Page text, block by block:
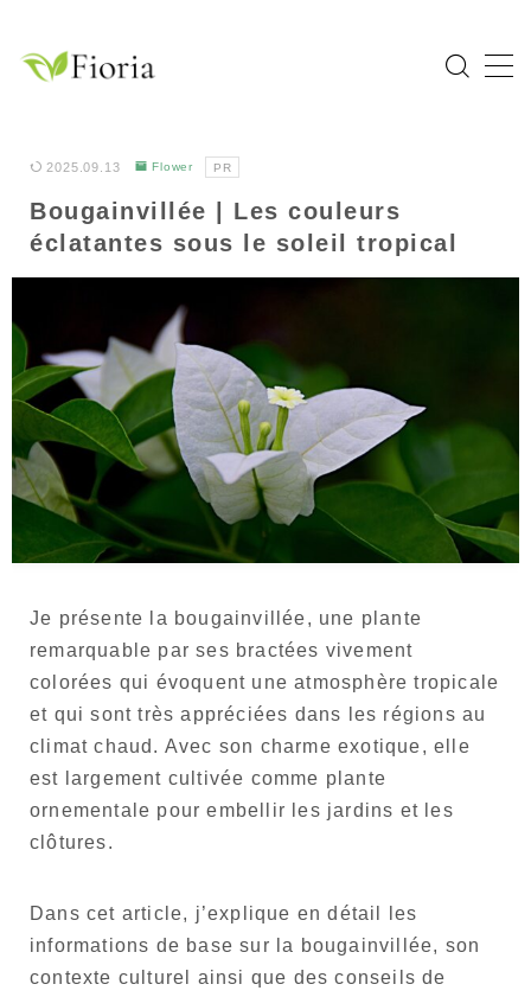
MENU
Home
Catégories
Bulb Plant
Tropical Plant
Herb
À propos de Fioria
Langue
Japonais
Anglais
2025.09.13 Flower PR
Bougainvillée | Les couleurs
éclatantes sous le soleil tropical
Je présente la bougainvillée, une plante
remarquable par ses bractées vivement
colorées qui évoquent une atmosphère tropicale
et qui sont très appréciées dans les régions au
climat chaud. Avec son charme exotique, elle
est largement cultivée comme plante
ornementale pour embellir les jardins et les
clôtures.
Dans cet article, j’explique en détail les
informations de base sur la bougainvillée, son
contexte culturel ainsi que des conseils de